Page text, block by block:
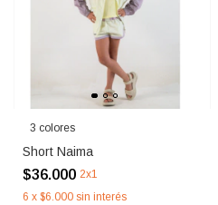
3 colores
Short Naima
$36.000 2x1
6 x $6.000 sin interés